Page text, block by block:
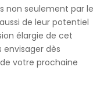
non seulement par le
de leur potentiel
élargie de cet
envisager dès
votre prochaine